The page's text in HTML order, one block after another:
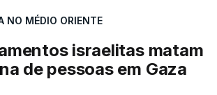
NO MÉDIO ORIENTE
israelitas matam
de pessoas em Gaza